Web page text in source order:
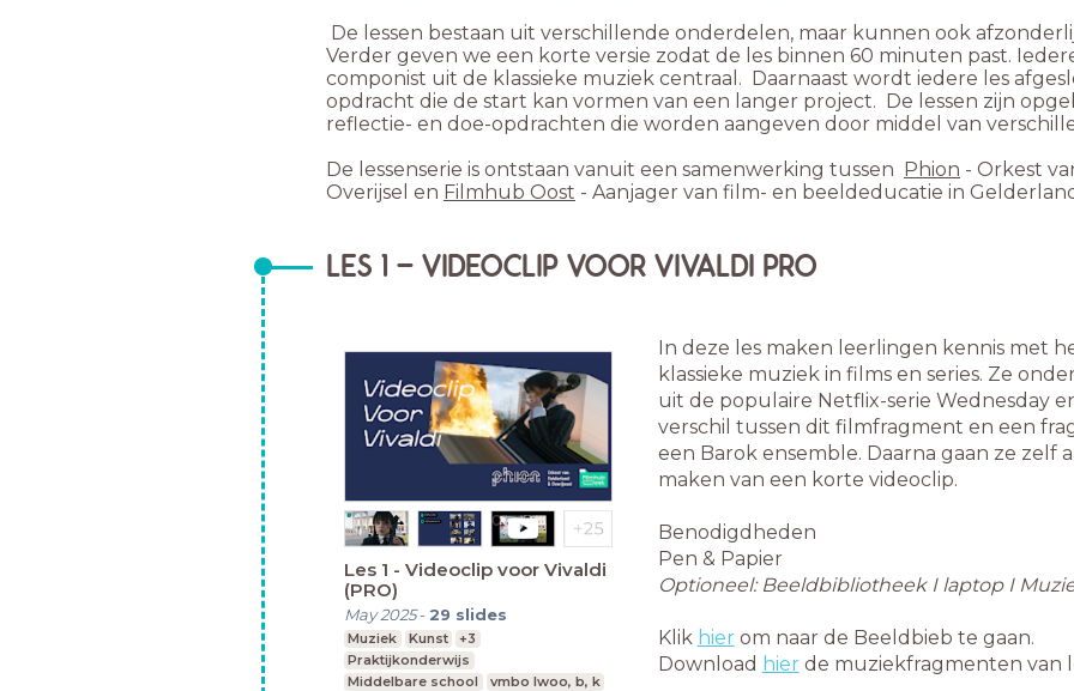
De lessen bestaan uit verschillende onderdelen, maar kunnen ook
Verder geven we een korte versie zodat de les binnen 60 minuten past.
componist uit de klassieke muziek centraal. Daarnaast wordt iedere les
opdracht die de start kan vormen van een langer project. De lessen zijn
reflectie- en doe-opdrachten die worden aangeven door middel van
De lessenserie is ontstaan vanuit een samenwerking tussen Phion - Orkest
Overijsel en Filmhub Oost - Aanjager van film- en beeldeducatie in
LES 1 - VIDEOCLIP VOOR VIVALDI PRO
Les 1 - Videoclip voor Vivaldi
(PRO)
May 2025- 29 slides
Muziek Kunst
+3
Praktijkonderwijs
Middelbare school
vmbo lwoo, b, k
In deze les maken leerlingen kennis met
klassieke muziek in films en series. Ze
uit de populaire Netflix-serie Wednesday
verschil tussen dit filmfragment en een
een Barok ensemble. Daarna gaan ze zelf
maken van een korte videoclip.
Benodigdheden
Pen & Papier
Optioneel: Beeldbibliotheek I laptop I
Klik hier om naar de Beeldbieb te gaan.
Download hier de muziekfragmenten van